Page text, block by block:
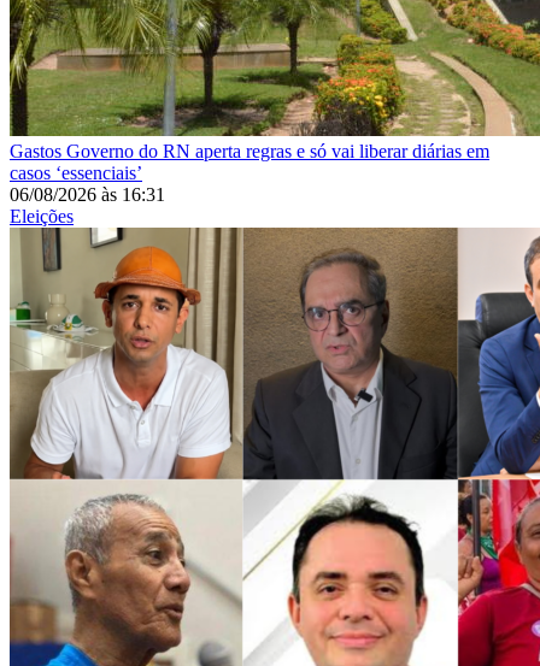
Gastos Governo do RN aperta regras e só vai liberar diárias em
casos ‘essenciais’
06/08/2026 às 16:31
Eleições